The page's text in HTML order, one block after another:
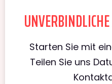
Starten Sie mit
Teilen Sie uns